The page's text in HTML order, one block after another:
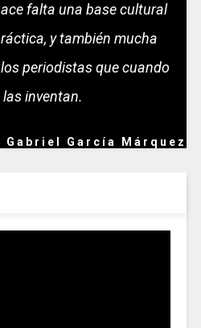
falta una base cultural
y también mucha
periodistas que cuando
inventan.
Gabriel García Márquez